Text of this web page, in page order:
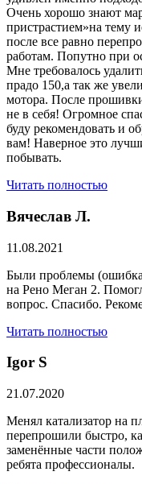
Очень хорошо знают
пристрастием»на тему
после все равно
работам. Попутно при
Мне требовалось
прадо 150,а так же
мотора. После
не в себя! Огромное
буду рекомендовать и
вам! Наверное это
побывать.
Читать полностью
Вячеслав Л.
11.08.2021
Были проблемы
на Рено Меган 2.
вопрос. Спасибо.
Читать полностью
​Igor S
21.07.2020
Менял катализатор на
перепрошили быстро,
заменённые части
ребята профессионалы.